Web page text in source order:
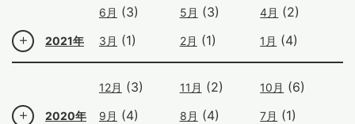
2021年
6月 (3) 5月 (3) 4月 (2)
3月 (1) 2月 (1) 1月 (4)
2020年
12月 (3) 11月 (2) 10月 (6)
9月 (4) 8月 (4) 7月 (1)